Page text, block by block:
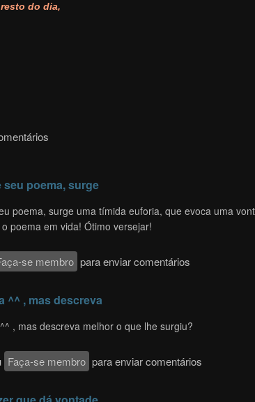
do dia,
poema, surge
poema, surge uma tímida euforia, que evoca uma
poema em vida! Ótimo versejar!
se membro para enviar comentários
^^ , mas descreva
, mas descreva melhor o que lhe surgiu?
Faça-se membro para enviar comentários